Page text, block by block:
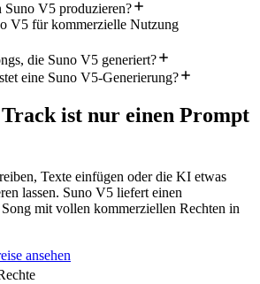
Suno V5 produzieren?
V5 für kommerzielle Nutzung
die Suno V5 generiert?
eine Suno V5-Generierung?
ist nur einen Prompt
Texte einfügen oder die KI etwas
lassen. Suno V5 liefert einen
mit vollen kommerziellen Rechten in
ansehen